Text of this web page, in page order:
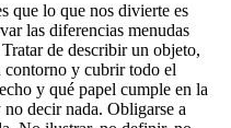
que lo que nos divierte es
las diferencias menudas
de describir un objeto,
contorno y cubrir todo el
y qué papel cumple en la
decir nada. Obligarse a